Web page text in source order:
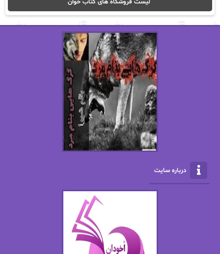
اریک مورگنشترن از نیلوفر لاری
استل مسکم
اصغر زاده
اکرم محمدی
الف صاد
الکساندر دوما
الناز پاکپور‌
الناز محمدی
امیر فرهی
باران
بهار سلطانی
درباره سایت